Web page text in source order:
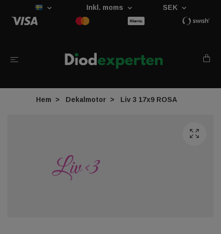
Inkl. moms SEK
Hem Dekalmotor Liv 3 17x9 ROSA